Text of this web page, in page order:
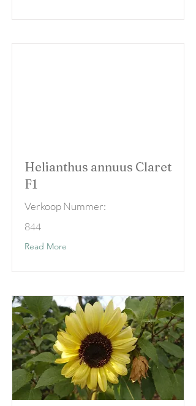
Helianthus annuus Claret
F1
Verkoop Nummer:
844
Read More